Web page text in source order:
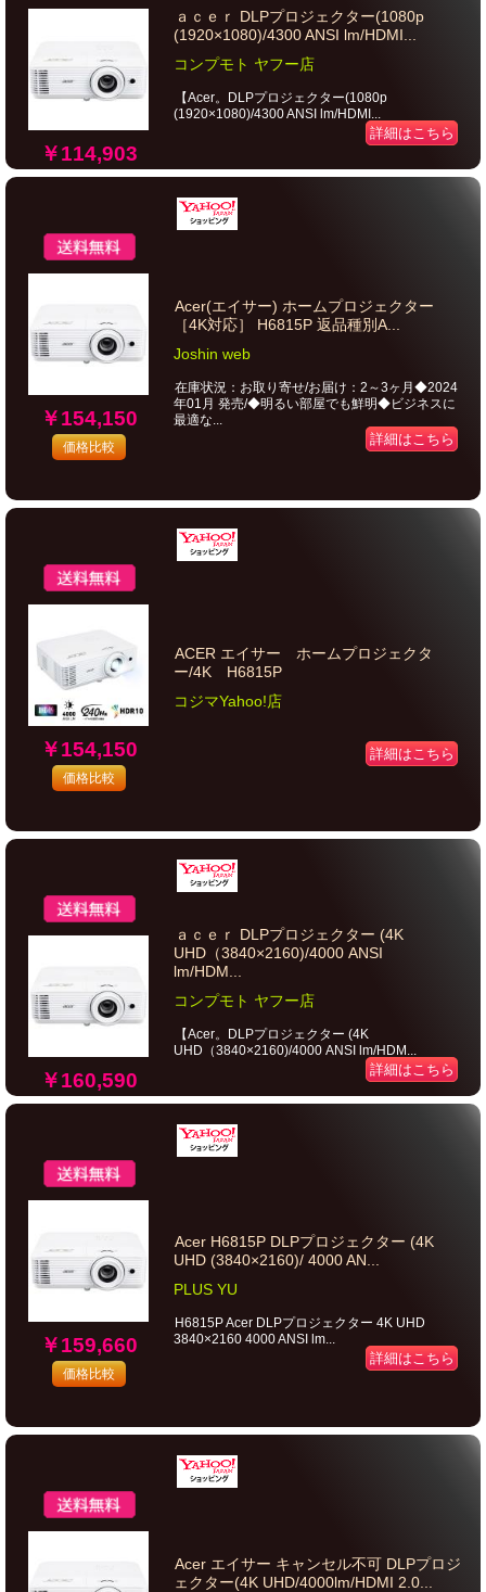
￥114,903
ａｃｅｒ DLPプロジェクター(1080p
(1920×1080)/4300 ANSI lm/HDMI...
コンプモト ヤフー店
【Acer。DLPプロジェクター(1080p
(1920×1080)/4300 ANSI lm/HDMI...
詳細はこちら
￥154,150
価格比較
Acer(エイサー) ホームプロジェクター
［4K対応］ H6815P 返品種別A...
Joshin web
在庫状況：お取り寄せ/お届け：2～3ヶ月◆2024
年01月 発売/◆明るい部屋でも鮮明◆ビジネスに
最適な...
詳細はこちら
￥154,150
価格比較
ACER エイサー ホームプロジェクタ
ー/4K H6815P
コジマYahoo!店
詳細はこちら
￥160,590
ａｃｅｒ DLPプロジェクター (4K
UHD（3840×2160)/4000 ANSI
lm/HDM...
コンプモト ヤフー店
【Acer。DLPプロジェクター (4K
UHD（3840×2160)/4000 ANSI lm/HDM...
詳細はこちら
￥159,660
価格比較
Acer H6815P DLPプロジェクター (4K
UHD (3840×2160)/ 4000 AN...
PLUS YU
H6815P Acer DLPプロジェクター 4K UHD
3840×2160 4000 ANSI lm...
詳細はこちら
Acer エイサー キャンセル不可 DLPプロジ
ェクター(4K UHD/4000lm/HDMI 2.0...